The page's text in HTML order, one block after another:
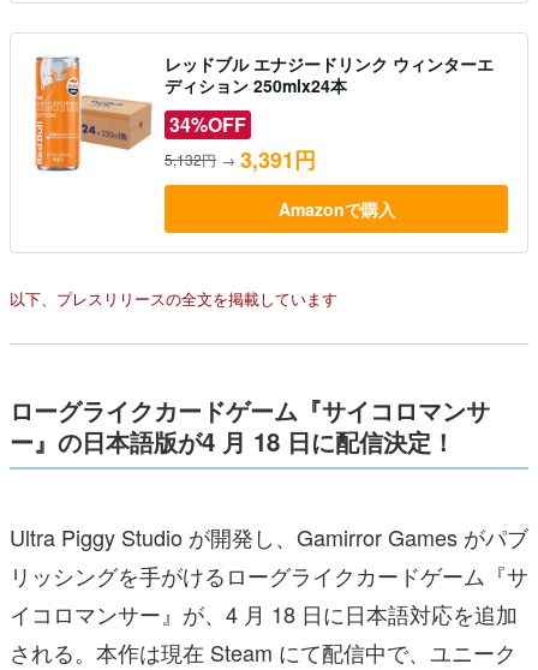
レッドブル エナジードリンク ウィンターエ
ディション 250mlx24本
34%OFF
5,132円 → 3,391円
Amazonで購入
以下、プレスリリースの全文を掲載しています
ローグライクカードゲーム『サイコロマンサ
ー』の日本語版が4 月 18 日に配信決定！
Ultra Piggy Studio が開発し、Gamirror Games がパブ
リッシングを手がけるローグライクカードゲーム『サ
イコロマンサー』が、4 月 18 日に日本語対応を追加
される。本作は現在 Steam にて配信中で、ユニーク